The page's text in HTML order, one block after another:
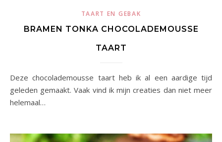
TAART EN GEBAK
BRAMEN TONKA CHOCOLADEMOUSSE
TAART
Deze chocolademousse taart heb ik al een aardige tijd
geleden gemaakt. Vaak vind ik mijn creaties dan niet meer
helemaal…